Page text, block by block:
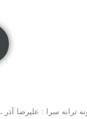
ترانه سرا : علیرضا